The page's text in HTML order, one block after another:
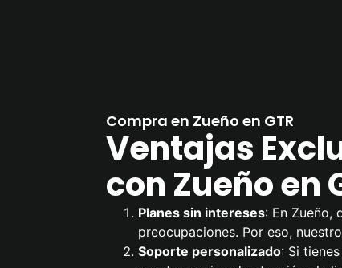
Compra en Zueño en GTR
Ventajas
con Zueño en
Planes sin intereses: En Zueño,
preocupaciones. Por eso,
Soporte personalizado: Si